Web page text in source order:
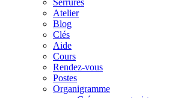
Serrures
Atelier
Blog
Clés
Aide
Cours
Rendez-vous
Postes
Organigramme